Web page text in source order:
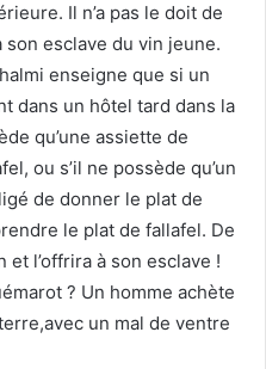
Il n’a pas le doit de
esclave du vin jeune.
enseigne que si un
dans un hôtel tard dans la
qu’une assiette de
ou s’il ne possède qu’un
de donner le plat de
le plat de fallafel. De
l’offrira à son esclave !
? Un homme achète
un mal de ventre